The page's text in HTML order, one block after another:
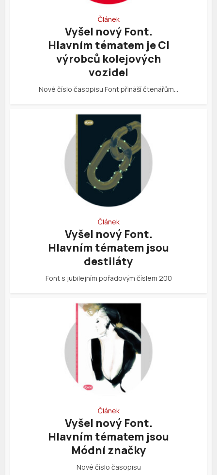
Článek
Vyšel nový Font.
Hlavním tématem je CI
výrobců kolejových
vozidel
Nové číslo časopisu Font přináší čtenářům…
Článek
Vyšel nový Font.
Hlavním tématem jsou
destiláty
Font s jubilejním pořadovým číslem 200
Článek
Vyšel nový Font.
Hlavním tématem jsou
Módní značky
Nové číslo časopisu